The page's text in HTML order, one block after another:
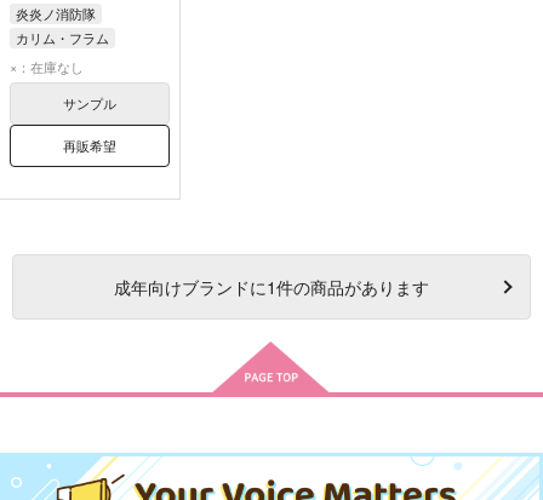
炎炎ノ消防隊
カリム・フラム
プリンセス火華
×：在庫なし
サンプル
再販希望
成年向けブランドに1件の商品があります